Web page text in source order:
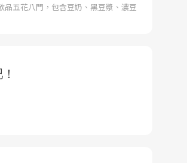
五花八門，包含豆奶、黑豆漿、濃豆